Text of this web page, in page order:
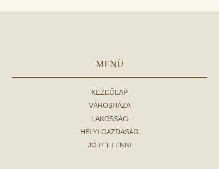
MENÜ
KEZDŐLAP
VÁROSHÁZA
LAKOSSÁG
HELYI GAZDASÁG
JÓ ITT LENNI